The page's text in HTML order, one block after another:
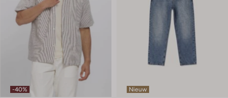
-40% Nieuw